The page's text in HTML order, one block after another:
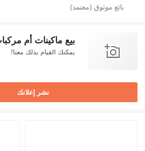
بيع ماكينات أم مركبات؟
يمكنك القيام بذلك معنا!